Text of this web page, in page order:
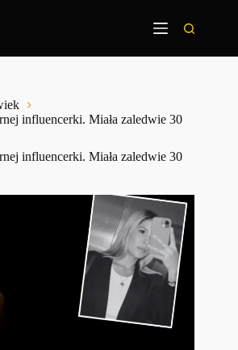
influencerki. Miała zaledwie 30
influencerki. Miała zaledwie 30